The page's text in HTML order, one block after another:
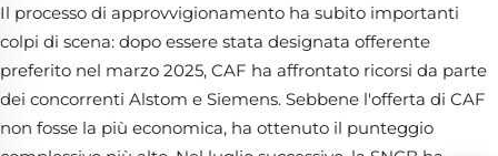
Il processo di approvvigionamento ha subito importanti
colpi di scena: dopo essere stata designata offerente
preferito nel marzo 2025, CAF ha affrontato ricorsi da parte
dei concorrenti Alstom e Siemens. Sebbene l'offerta di CAF
non fosse la più economica, ha ottenuto il punteggio